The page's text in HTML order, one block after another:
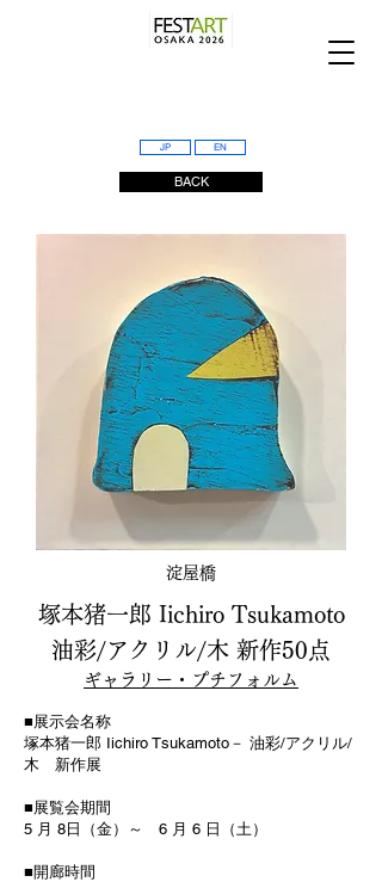
JP EN
BACK
​淀屋橋
塚本猪一郎 Iichiro Tsukamoto
油彩/アクリル/木 新作50点
ギャラリー・プチフォルム
■展示会名称
塚本猪一郎 Iichiro Tsukamoto－ 油彩/アクリル/
木 新作展
■展覧会期間
5 月 8日（金）～ 6 月 6 日（土）
■開廊時間